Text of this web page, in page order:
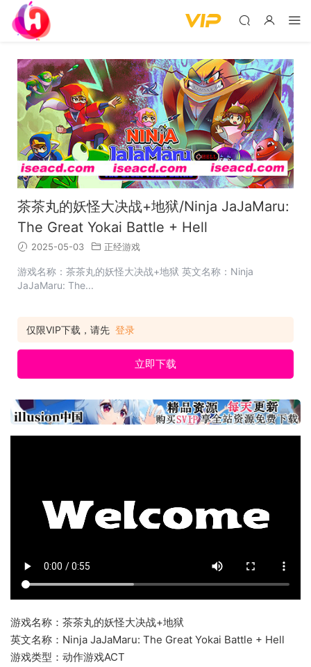
茶茶丸的妖怪大决战+地狱/Ninja JaJaMaru:
The Great Yokai Battle + Hell
2025-05-03 正经游戏
游戏名称：茶茶丸的妖怪大决战+地狱 英文名称：Ninja
JaJaMaru: The...
仅限VIP下载，请先 登录
立即下载
游戏名称：茶茶丸的妖怪大决战+地狱
英文名称：Ninja JaJaMaru: The Great Yokai Battle + Hell
游戏类型：动作游戏ACT